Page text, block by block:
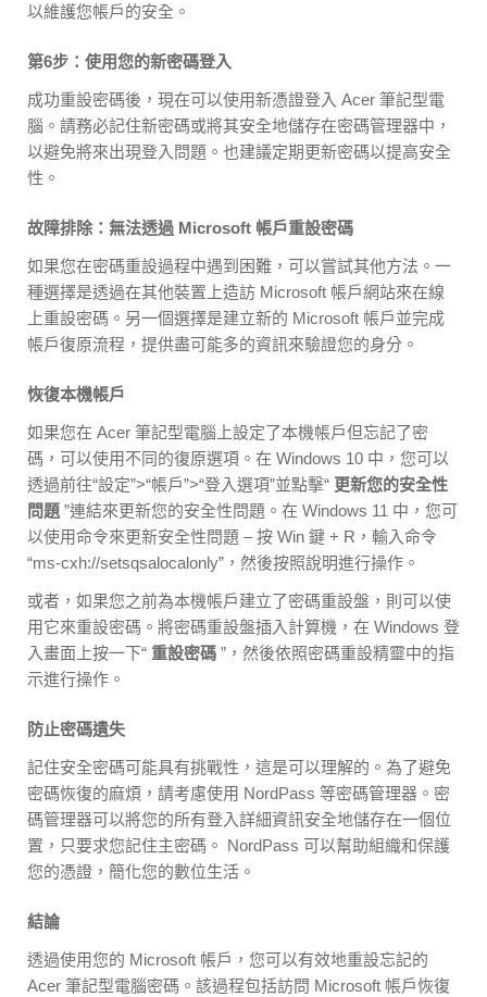
以維護您帳戶的安全。
第6步：使用您的新密碼登入
成功重設密碼後，現在可以使用新憑證登入 Acer 筆記型電
腦。請務必記住新密碼或將其安全地儲存在密碼管理器中，
以避免將來出現登入問題。也建議定期更新密碼以提高安全
性。
故障排除：無法透過 Microsoft 帳戶重設密碼
如果您在密碼重設過程中遇到困難，可以嘗試其他方法。一
種選擇是透過在其他裝置上造訪 Microsoft 帳戶網站來在線
上重設密碼。另一個選擇是建立新的 Microsoft 帳戶並完成
帳戶復原流程，提供盡可能多的資訊來驗證您的身分。
恢復本機帳戶
如果您在 Acer 筆記型電腦上設定了本機帳戶但忘記了密
碼，可以使用不同的復原選項。在 Windows 10 中，您可以
透過前往“設定”>“帳戶”>“登入選項”並點擊“ 更新您的安全性
問題 ”連結來更新您的安全性問題。在 Windows 11 中，您可
以使用命令來更新安全性問題 – 按 Win 鍵 + R，輸入命令
“ms-cxh://setsqsalocalonly”，然後按照說明進行操作。
或者，如果您之前為本機帳戶建立了密碼重設盤，則可以使
用它來重設密碼。將密碼重設盤插入計算機，在 Windows 登
入畫面上按一下“ 重設密碼 ”，然後依照密碼重設精靈中的指
示進行操作。
防止密碼遺失
記住安全密碼可能具有挑戰性，這是可以理解的。為了避免
密碼恢復的麻煩，請考慮使用 NordPass 等密碼管理器。密
碼管理器可以將您的所有登入詳細資訊安全地儲存在一個位
置，只要求您記住主密碼。 NordPass 可以幫助組織和保護
您的憑證，簡化您的數位生活。
結論
透過使用您的 Microsoft 帳戶，您可以有效地重設忘記的
Acer 筆記型電腦密碼。該過程包括訪問 Microsoft 帳戶恢復